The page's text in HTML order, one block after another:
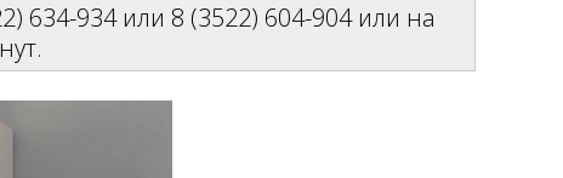
634-934 или 8 (3522) 604-904 или на